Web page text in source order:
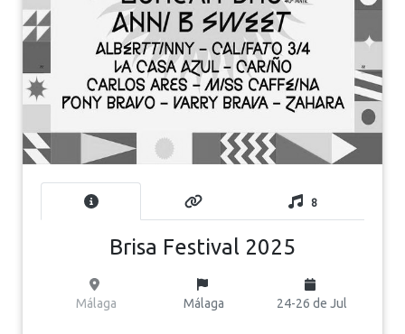
8
Brisa Festival 2025
Málaga Málaga 24-26 de Jul